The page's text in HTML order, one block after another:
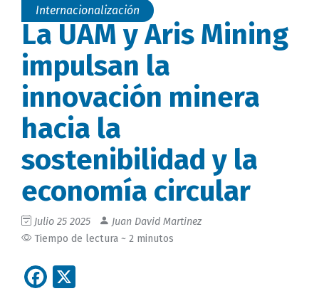
Internacionalización
La UAM y Aris Mining
impulsan la
innovación minera
hacia la
sostenibilidad y la
economía circular
Julio 25 2025
Juan David Martinez
Tiempo de lectura ~ 2 minutos
Facebook